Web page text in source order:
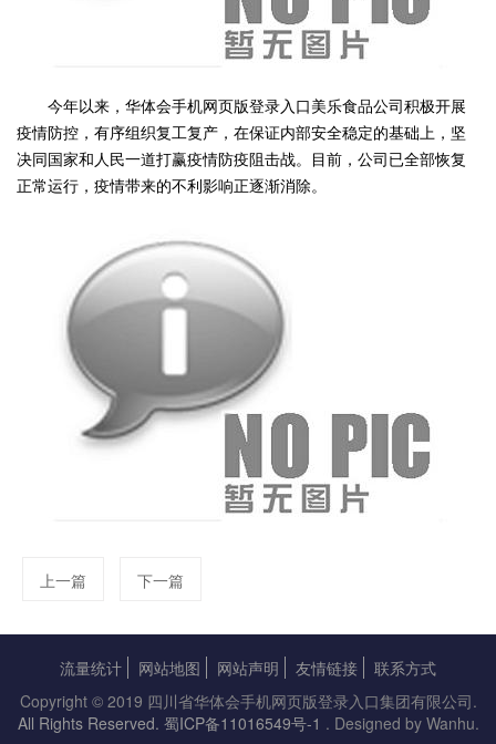
今年以来，华体会手机网页版登录入口美乐食品公司积极开展
疫情防控，有序组织复工复产，在保证内部安全稳定的基础上，坚
决同国家和人民一道打赢疫情防疫阻击战。目前，公司已全部恢复
正常运行，疫情带来的不利影响正逐渐消除。
上一篇 下一篇
流量统计 网站地图 网站声明 友情链接
联系方式
Copyright © 2019 四川省华体会手机网页版登录入口集团有限公司.
All Rights Reserved. 蜀ICP备11016549号-1 . Designed by Wanhu.